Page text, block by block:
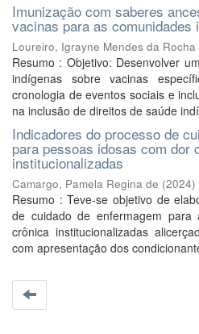
Imunização com saberes
vacinas para as comunidades
Loureiro, Igrayne Mendes da Rocha
Resumo : Objetivo: Desenvolver
indígenas sobre vacinas
cronologia de eventos sociais e
na inclusão de direitos de saúde
Indicadores do processo de
para pessoas idosas com dor
institucionalizadas
Camargo, Pamela Regina de (2024)
Resumo : Teve-se objetivo de
de cuidado de enfermagem
crônica institucionalizadas
com apresentação dos